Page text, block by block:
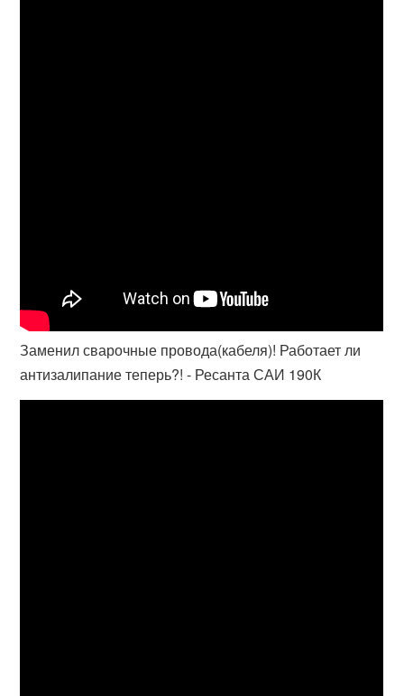
Заменил сварочные провода(кабеля)! Работает ли
антизалипание теперь?! - Ресанта САИ 190К